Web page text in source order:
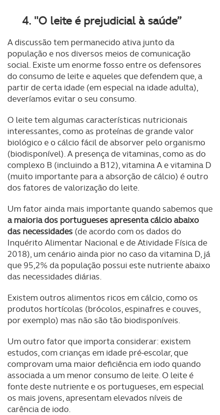
4. "O leite é prejudicial à saúde”
A discussão tem permanecido ativa junto da
população e nos diversos meios de comunicação
social. Existe um enorme fosso entre os defensores
do consumo de leite e aqueles que defendem que, a
partir de certa idade (em especial na idade adulta),
deveríamos evitar o seu consumo.
O leite tem algumas características nutricionais
interessantes, como as proteínas de grande valor
biológico e o cálcio fácil de absorver pelo organismo
(biodisponível). A presença de vitaminas, como as do
complexo B (incluindo a B12), vitamina A e vitamina D
(muito importante para a absorção de cálcio) é outro
dos fatores de valorização do leite.
Um fator ainda mais importante quando sabemos que
a maioria dos portugueses apresenta cálcio abaixo
das necessidades (de acordo com os dados do
Inquérito Alimentar Nacional e de Atividade Física de
2018), um cenário ainda pior no caso da vitamina D, já
que 95,2% da população possui este nutriente abaixo
das necessidades diárias.
Existem outros alimentos ricos em cálcio, como os
produtos hortícolas (brócolos, espinafres e couves,
por exemplo) mas não são tão biodisponíveis.
Um outro fator que importa considerar: existem
estudos, com crianças em idade pré-escolar, que
comprovam uma maior deficiência em iodo quando
associada a um menor consumo de leite. O leite é
fonte deste nutriente e os portugueses, em especial
os mais jovens, apresentam elevados níveis de
carência de iodo.